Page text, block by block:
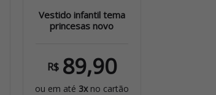
Vestido infantil tema
princesas novo
R$ 89,90
ou em até 3xno cartão